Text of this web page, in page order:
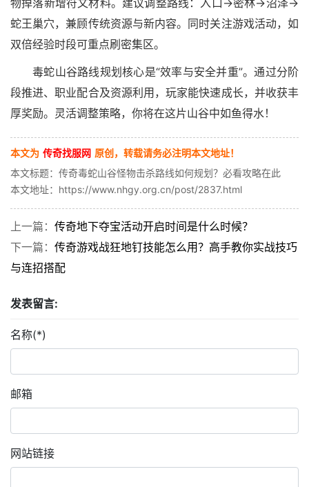
物掉落新增符文材料。建议调整路线：入口→密林→沼泽→
蛇王巢穴，兼顾传统资源与新内容。同时关注游戏活动，如
双倍经验时段可重点刷密集区。
毒蛇山谷路线规划核心是“效率与安全并重”。通过分阶
段推进、职业配合及资源利用，玩家能快速成长，并收获丰
厚奖励。灵活调整策略，你将在这片山谷中如鱼得水！
本文为 传奇找服网 原创，转载请务必注明本文地址！
本文标题：传奇毒蛇山谷怪物击杀路线如何规划？必看攻略在此
本文地址：https://www.nhgy.org.cn/post/2837.html
上一篇： 传奇地下夺宝活动开启时间是什么时候？
下一篇： 传奇游戏战狂地钉技能怎么用？高手教你实战技巧
与连招搭配
发表留言:
名称(*)
邮箱
网站链接